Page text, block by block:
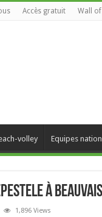
Accès gratuit Wall
volley Equipes
à Beauvais
1,896 Views